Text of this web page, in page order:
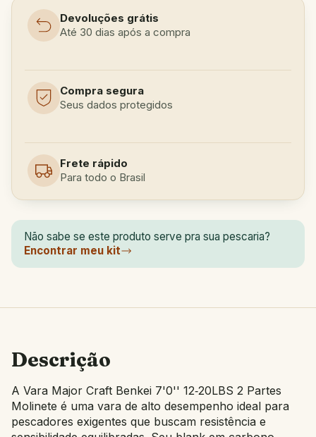
Devoluções grátis
Até 30 dias após a compra
Compra segura
Seus dados protegidos
Frete rápido
Para todo o Brasil
Não sabe se este produto serve pra sua pescaria?
Encontrar meu kit
Descrição
A Vara Major Craft Benkei 7'0'' 12‑20LBS 2 Partes
Molinete é uma vara de alto desempenho ideal para
pescadores exigentes que buscam resistência e